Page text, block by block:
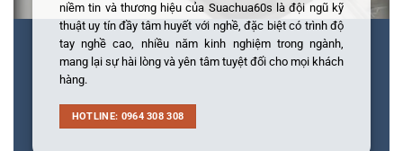
niềm tin và thương hiệu của Suachua60s là đội ngũ kỹ
thuật uy tín đầy tâm huyết với nghề, đặc biệt có trình độ
tay nghề cao, nhiều năm kinh nghiệm trong ngành,
mang lại sự hài lòng và yên tâm tuyệt đối cho mọi khách
hàng.
HOTLINE: 0964 308 308